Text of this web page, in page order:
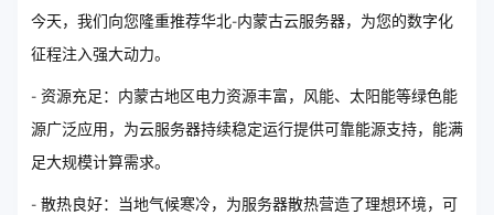
今天，我们向您隆重推荐华北-内蒙古云服务器，为您的数字化
征程注入强大动力。
- 资源充足：内蒙古地区电力资源丰富，风能、太阳能等绿色能
源广泛应用，为云服务器持续稳定运行提供可靠能源支持，能满
足大规模计算需求。
- 散热良好：当地气候寒冷，为服务器散热营造了理想环境，可